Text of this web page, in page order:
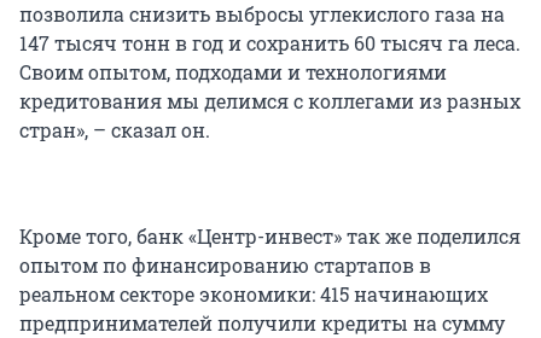
позволила снизить выбросы углекислого газа на
147 тысяч тонн в год и сохранить 60 тысяч га леса.
Своим опытом, подходами и технологиями
кредитования мы делимся с коллегами из разных
стран», – сказал он.
Кроме того, банк «Центр-инвест» так же поделился
опытом по финансированию стартапов в
реальном секторе экономики: 415 начинающих
предпринимателей получили кредиты на сумму